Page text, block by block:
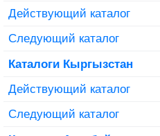
Действующий каталог
Следующий каталог
Каталоги Кыргызстан
Действующий каталог
Следующий каталог